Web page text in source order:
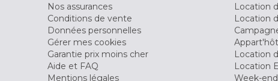
Nos assurances
Conditions de vente
Données personnelles
Gérer mes cookies
Garantie prix moins cher
Aide et FAQ
Mentions légales
Location
Location
Location
Location
Week-